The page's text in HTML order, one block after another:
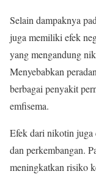
Selain dampaknya
juga memiliki efek
yang mengandung
Menyebabkan
berbagai penyakit
emfisema.
Efek dari nikotin juga
dan perkembangan.
meningkatkan risiko